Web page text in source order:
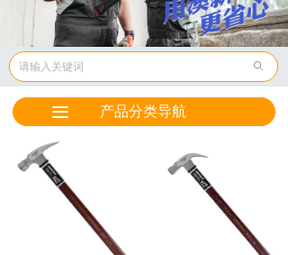
联系我们
ꄙ
끀 产品分类导航